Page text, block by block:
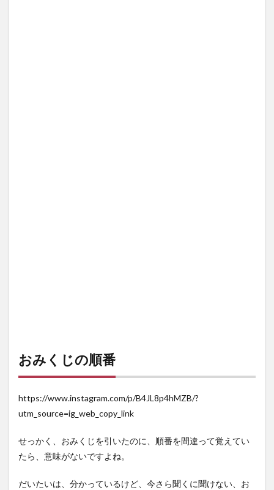
おみくじの順番
https://www.instagram.com/p/B4JL8p4hMZB/?
utm_source=ig_web_copy_link
せっかく、おみくじを引いたのに、順番を間違って覚えてい
たら、意味がないですよね。
だいたいは、分かっているけど、今さら聞くに聞けない、お